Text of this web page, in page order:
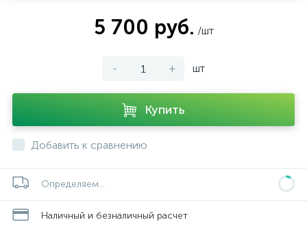
5 700 руб. /шт
- + шт
Купить
Добавить к сравнению
Определяем...
Наличный и безналичный расчет